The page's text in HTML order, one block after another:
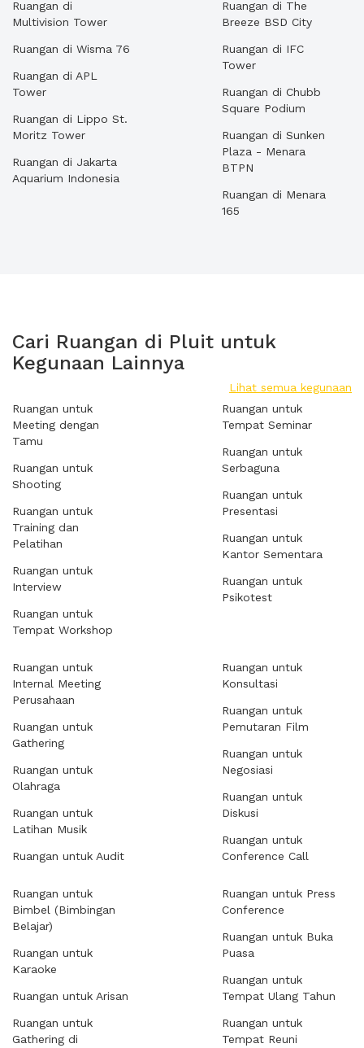
Ruangan di
Multivision Tower
Ruangan di Wisma 76
Ruangan di APL
Tower
Ruangan di Lippo St.
Moritz Tower
Ruangan di Jakarta
Aquarium Indonesia
Ruangan di The
Breeze BSD City
Ruangan di IFC
Tower
Ruangan di Chubb
Square Podium
Ruangan di Sunken
Plaza - Menara
BTPN
Ruangan di Menara
165
Cari Ruangan di Pluit untuk
Kegunaan Lainnya
Lihat semua kegunaan
Ruangan untuk
Meeting dengan
Tamu
Ruangan untuk
Shooting
Ruangan untuk
Training dan
Pelatihan
Ruangan untuk
Interview
Ruangan untuk
Tempat Workshop
Ruangan untuk
Tempat Seminar
Ruangan untuk
Serbaguna
Ruangan untuk
Presentasi
Ruangan untuk
Kantor Sementara
Ruangan untuk
Psikotest
Ruangan untuk
Internal Meeting
Perusahaan
Ruangan untuk
Gathering
Ruangan untuk
Olahraga
Ruangan untuk
Latihan Musik
Ruangan untuk Audit
Ruangan untuk
Konsultasi
Ruangan untuk
Pemutaran Film
Ruangan untuk
Negosiasi
Ruangan untuk
Diskusi
Ruangan untuk
Conference Call
Ruangan untuk
Bimbel (Bimbingan
Belajar)
Ruangan untuk
Karaoke
Ruangan untuk Arisan
Ruangan untuk
Gathering di
Ruangan untuk Press
Conference
Ruangan untuk Buka
Puasa
Ruangan untuk
Tempat Ulang Tahun
Ruangan untuk
Tempat Reuni